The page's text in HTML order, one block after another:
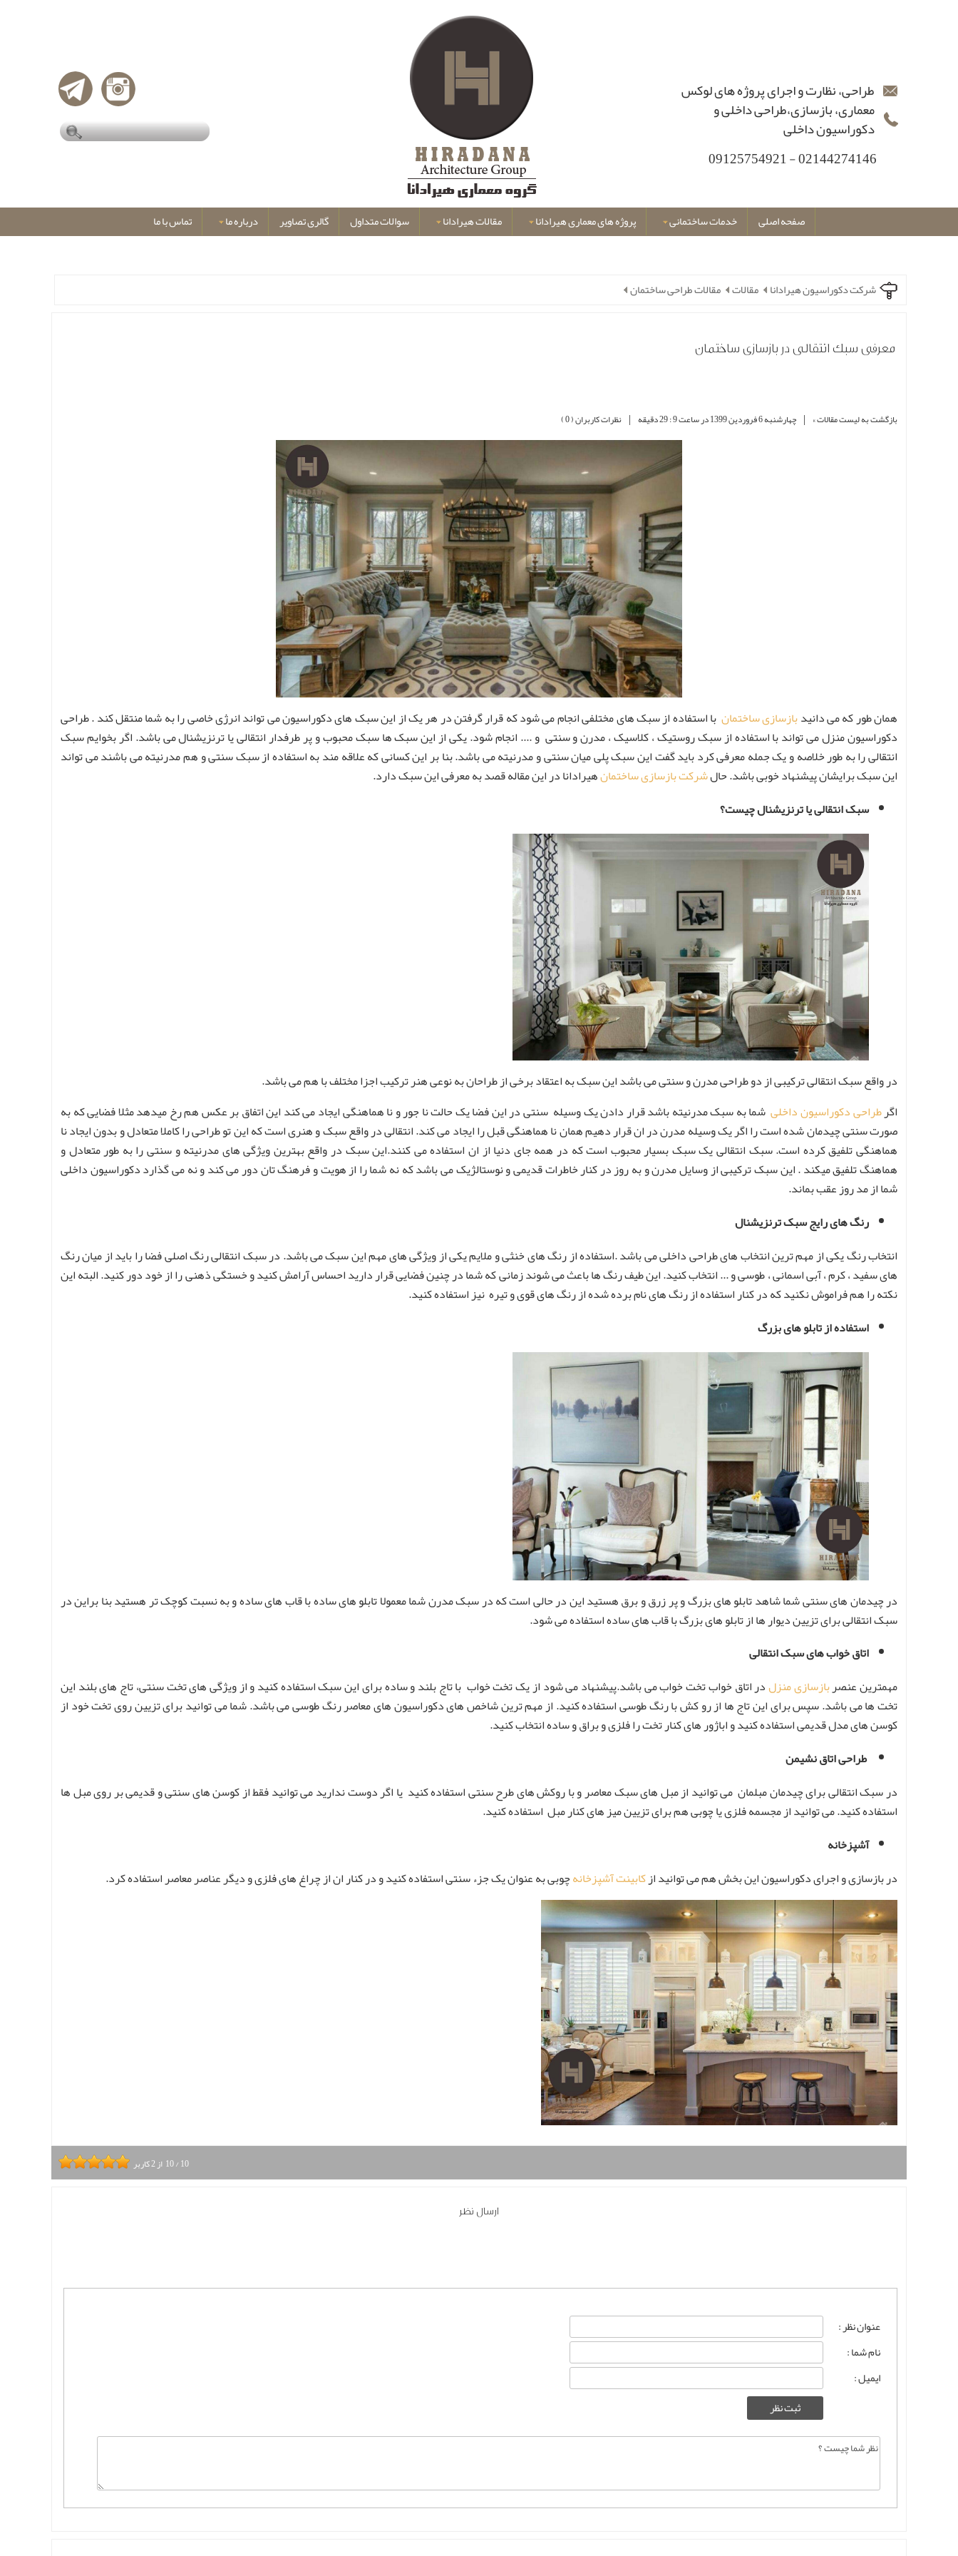
طراحی، نظارت و اجرای پروژه های لوکس
معماری، بازسازی،طراحی داخلی و
دکوراسیون داخلی
02144274146 - 09125754921
صفحه اصلی خدمات ساختمانی پروژه های معماری هیرادانا مقالات هیرادانا سوالات متداول گالری تصاویر درباره ما تماس با ما
شرکت دکوراسیون هیرادانا مقالات مقالات طراحی ساختمان
معرفی سبک انتقالی در بازسازی ساختمان
بازگشت به لیست مقالات » | چهارشنبه 6 فروردین 1399 در ساعت 9 : 29 دقیقه | نظرات کاربران ( 0 )
همان طور که می دانیدبازسازی ساختمان با استفاده از سبک های مختلفی انجام می شود که قرار گرفتن در هر یک از این سبک های دکوراسیون می تواند انرژی خاصی را به شما منتقل کند . طراحی
دکوراسیون منزل می تواند با استفاده از سبک روستیک ، کلاسیک ، مدرن و سنتی و .... انجام شود. یکی از این سبک ها سبک محبوب و پر طرفدار انتقالی یا ترنزیشنال می باشد. اگر بخوایم سبک
انتقالی را به طور خلاصه و یک جمله معرفی کرد باید گفت این سبک پلی میان سنتی و مدرنیته می باشد. بنا بر این کسانی که علاقه مند به استفاده از سبک سنتی و هم مدرنیته می باشند می تواند
این سبک برایشان پیشنهاد خوبی باشد. حالشرکت بازسازی ساختمانهیرادانا در این مقاله قصد به معرفی این سبک دارد.
سبک انتقالی یا ترنزیشنال چیست؟
در واقع سبک انتقالی ترکیبی از دو طراحی مدرن و سنتی می باشد این سبک به اعتقاد برخی از طراحان به نوعی هنر ترکیب اجزا مختلف با هم می باشد.
اگرطراحی دکوراسیون داخلیشما به سبک مدرنیته باشد قرار دادن یک وسیله سنتی در این فضا یک حالت نا جور و نا هماهنگی ایجاد می کند این اتفاق بر عکس هم رخ میدهد مثلا فضایی که به
صورت سنتی چیدمان شده است را اگر یک وسیله مدرن در ان قرار دهیم همان نا هماهنگی قبل را ایجاد می کند. انتقالی در واقع سبک و هنری است که این تو طراحی را کاملا متعادل و بدون ایجاد نا
هماهنگی تلفیق کرده است. سبک انتقالی یک سبک بسیار محبوب است که در همه جای دنیا از ان استفاده می کنند.این سبک در واقع بهترین ویژگی های مدرنیته و سنتی را به طور متعادل و
هماهنگ تلفیق میکند . این سبک ترکیبی از وسایل مدرن و به روز در کنار خاطرات قدیمی و نوستالژیک می باشد که نه شما را از هویت و فرهنگ تان دور می کند و نه می گذارد دکوراسیون داخلی
شما از مد روز عقب بماند.
رنگ های رایج سبک ترنزیشنال
انتخاب رنگ یکی از مهم ترین انتخاب های طراحی داخلی می باشد .استفاده از رنگ های خنثی و ملایم یکی از ویژگی های مهم این سبک می باشد. در سبک انتقالی رنگ اصلی فضا را باید از میان رنگ
های سفید ، کرم ، آبی اسمانی ، طوسی و ... انتخاب کنید. این طیف رنگ ها باعث می شوند زمانی که شما در چنین فضایی قرار دارید احساس آرامش کنید و خستگی ذهنی را از خود دور کنید. البته این
نکته را هم فراموش نکنید که در کنار استفاده از رنگ های نام برده شده از رنگ های قوی و تیره نیز استفاده کنید.
استفاده از تابلو های بزرگ
در چیدمان های سنتی شما شاهد تابلو های بزرگ و پر زرق و برق هستید این در حالی است که در سبک مدرن شما معمولا تابلو های ساده با قاب های ساده و به نسبت کوچک تر هستید بنا براین در
سبک انتقالی برای تزیین دیوار ها از تابلو های بزرگ با قاب های ساده استفاده می شود.
اتاق خواب های سبک انتقالی
مهمترین عنصربازسازی منزلدر اتاق خواب تخت خواب می باشد.پیشنهاد می شود از یک تخت خواب با تاج بلند و ساده برای این سبک استفاده کنید و از ویژگی های تخت سنتی، تاج های بلند این
تخت ها می باشد. سپس برای این تاج ها از رو کش با رنگ طوسی استفاده کنید. از مهم ترین شاخص های دکوراسیون های معاصر رنگ طوسی می باشد. شما می توانید برای تزیین روی تخت خود از
کوسن های مدل قدیمی استفاده کنید و اباژور های کنار تخت را فلزی و براق و ساده انتخاب کنید.
طراحی اتاق نشیمن
در سبک انتقالی برای چیدمان مبلمان می توانید از مبل های سبک معاصر و با روکش های طرح سنتی استفاده کنید یا اگر دوست ندارید می توانید فقط از کوسن های سنتی و قدیمی بر روی مبل ها
استفاده کنید. می توانید از مجسمه فلزی یا چوبی هم برای تزیین میز های کنار مبل استفاده کنید.
آشپزخانه
در بازسازی و اجرای دکوراسیون این بخش هم می توانید ازکابینت آشپزخانهچوبی به عنوان یک جزء سنتی استفاده کنید و در کنار ان از چراغ های فلزی و دیگر عناصر معاصر استفاده کرد.
10/10 از2کاربر
ارسال نظر
عنوان نظر :
نام شما :
ایمیل :